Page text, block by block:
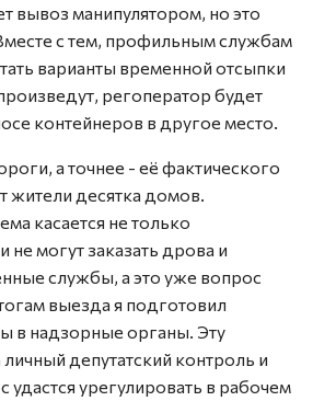
вывоз манипулятором, но это
с тем, профильным службам
варианты временной отсыпки
регоператор будет
контейнеров в другое место.
а точнее - её фактического
жители десятка домов.
касается не только
могут заказать дрова и
службы, а это уже вопрос
выезда я подготовил
в надзорные органы. Эту
депутатский контроль и
удастся урегулировать в рабочем